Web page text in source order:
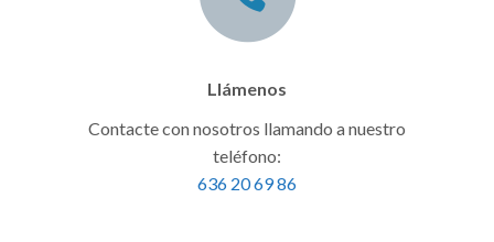
Llámenos
Contacte con nosotros llamando a nuestro
teléfono:
636 20 69 86